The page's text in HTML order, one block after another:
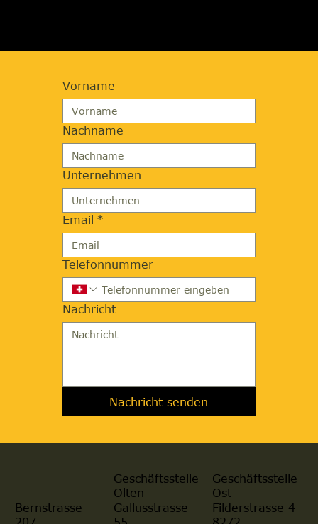
Vorname
Nachname
Unternehmen
Email *
Telefonnummer
Nachricht
Nachricht senden
Bernstrasse
207
Geschäftsstelle
Olten
Gallusstrasse
55
Geschäftsstelle
Ost
Filderstrasse 4
8272